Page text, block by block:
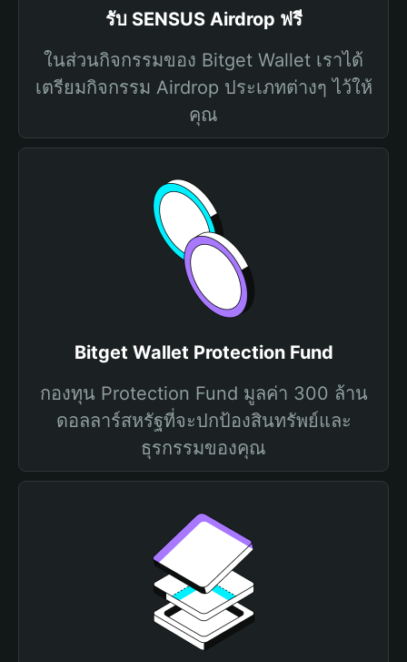
รับ SENSUS Airdrop ฟรี
ในส่วนกิจกรรมของ Bitget Wallet เราได้
เตรียมกิจกรรม Airdrop ประเภทต่างๆ ไว้ให้
คุณ
Bitget Wallet Protection Fund
กองทุน Protection Fund มูลค่า 300 ล้าน
ดอลลาร์สหรัฐที่จะปกป้องสินทรัพย์และ
ธุรกรรมของคุณ